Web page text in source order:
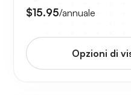
$15.95/annuale
Opzioni di